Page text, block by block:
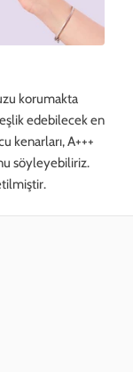
korumakta
edebilecek en
kenarları, A+++
söyleyebiliriz.